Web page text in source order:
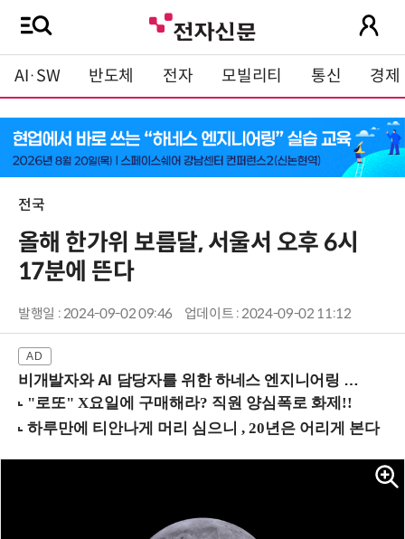
AI·SW 반도체 전자 모빌리티 통신 경제
전국
올해 한가위 보름달, 서울서 오후 6시
17분에 뜬다
발행일 : 2024-09-02 09:46 업데이트 : 2024-09-02 11:12
비개발자와 AI 담당자를 위한 하네스 엔지니어링 입문과정 (8/20 신논현역)